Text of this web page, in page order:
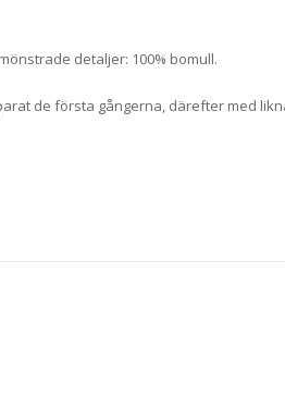
detaljer: 100% bomull.
de första gångerna, därefter med